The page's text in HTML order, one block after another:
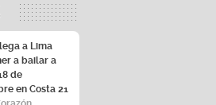
a Lima
a bailar a
de
en Costa 21